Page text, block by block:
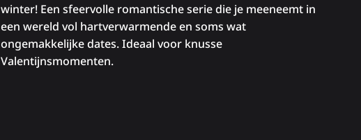
winter! Een sfeervolle romantische serie die je meeneemt in
een wereld vol hartverwarmende en soms wat
ongemakkelijke dates. Ideaal voor knusse
Valentijnsmomenten.